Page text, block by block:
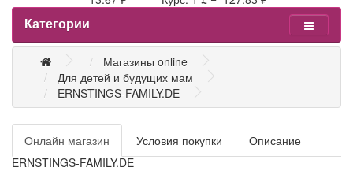
Категории
Магазины online
Для детей и будущих мам
ERNSTINGS-FAMILY.DE
Онлайн магазин Условия покупки
Описание
ERNSTINGS-FAMILY.DE